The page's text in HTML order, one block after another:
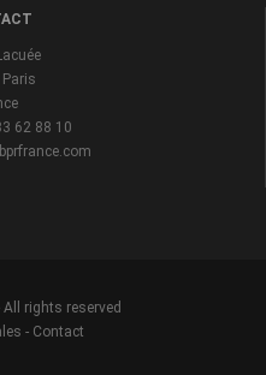
62 88 10
rights reserved
- Contact